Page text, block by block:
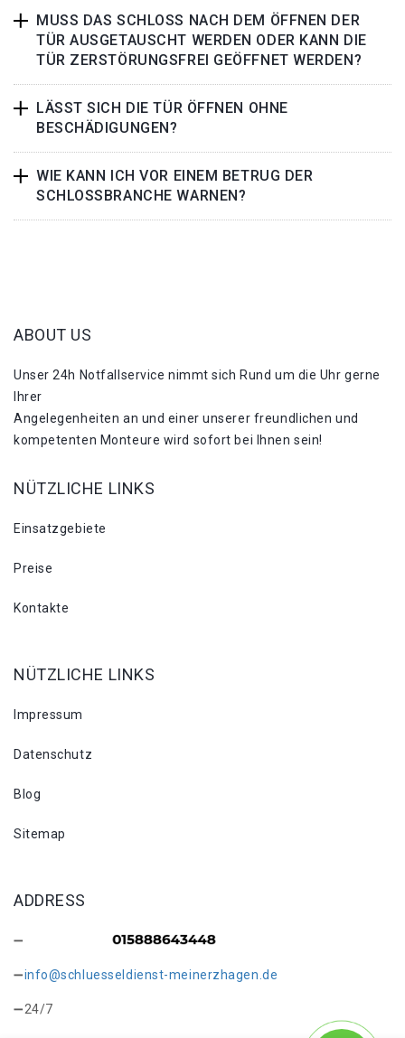
MUSS DAS SCHLOSS NACH DEM ÖFFNEN DER
TÜR AUSGETAUSCHT WERDEN ODER KANN DIE
TÜR ZERSTÖRUNGSFREI GEÖFFNET WERDEN?
LÄSST SICH DIE TÜR ÖFFNEN OHNE
BESCHÄDIGUNGEN?
WIE KANN ICH VOR EINEM BETRUG DER
SCHLOSSBRANCHE WARNEN?
ABOUT US
Unser 24h Notfallservice nimmt sich Rund um die Uhr gerne
Ihrer
Angelegenheiten an und einer unserer freundlichen und
kompetenten Monteure wird sofort bei Ihnen sein!
NÜTZLICHE LINKS
Einsatzgebiete
Preise
Kontakte
NÜTZLICHE LINKS
Impressum
Datenschutz
Blog
Sitemap
ADDRESS
info@schluesseldienst-meinerzhagen.de
24/7